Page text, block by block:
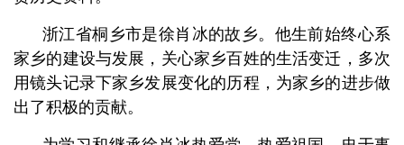
浙江省桐乡市是徐肖冰的故乡。他生前始终心系
家乡的建设与发展，关心家乡百姓的生活变迁，多次
用镜头记录下家乡发展变化的历程，为家乡的进步做
出了积极的贡献。